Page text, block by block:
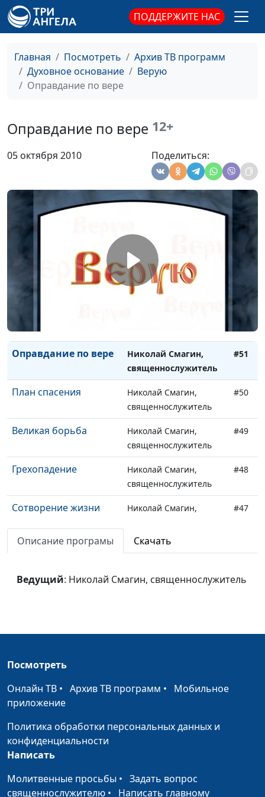
ПОДДЕРЖИТЕ НАС
Главная Посмотреть
Архив ТВ программ
Духовное основание
Верую
Оправдание по вере
Оправдание по вере 12+
05 октября 2010 Поделиться:
Закон Божий
Николай Смагин,
священнослужитель
священнослужитель
Дары Святого Духа
Воспоминание о
Господе
Николай Смагин,
священнослужитель
Союз с Богом
Николай Смагин,
священнослужитель
#56
Единство в
разнообразии
Николай Смагин,
священнослужитель
#55
Остаток
Николай Смагин,
священнослужитель
Господа
Николай Смагин,
священнослужитель
Возрастание во
Христе
#52
Оправдание по вере
Николай Смагин,
священнослужитель
#51
План спасения
Николай Смагин,
священнослужитель
#50
Великая борьба
Николай Смагин,
священнослужитель
#49
Грехопадение
Николай Смагин,
священнослужитель
#48
Сотворение жизни
Николай Смагин,
#47
Бог Дух Святой
Николай Смагин,
Бог Сын
Николай Смагин,
#45
Отец
священнослужитель
Избрание Бога
Борьба авторитетов
Новая Земля
Тысячелетнее царство Евгений
Описание програмы Скачать
Ведущий: Николай Смагин, священнослужитель
Посмотреть
Онлайн ТВ • Архив ТВ программ • Мобильное
приложение
Политика обработки персональных данных и
конфиденциальности
Написать
Молитвенные просьбы • Задать вопрос
священнослужителю • Написать главному